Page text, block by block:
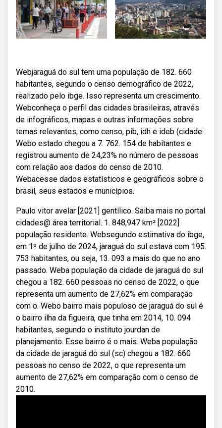
Webjaraguá do sul tem uma população de 182. 660
habitantes, segundo o censo demográfico de 2022,
realizado pelo ibge. Isso representa um crescimento.
Webconheça o perfil das cidades brasileiras, através
de infográficos, mapas e outras informações sobre
temas relevantes, como censo, pib, idh e ideb (cidade:
Webo estado chegou a 7. 762. 154 de habitantes e
registrou aumento de 24,23% no número de pessoas
com relação aos dados do censo de 2010.
Webacesse dados estatísticos e geográficos sobre o
brasil, seus estados e municípios.
Paulo vitor avelar [2021] gentílico. Saiba mais no portal
cidades@ área territorial. 1. 848,947 km² [2022]
população residente. Websegundo estimativa do ibge,
em 1º de julho de 2024, jaraguá do sul estava com 195.
753 habitantes, ou seja, 13. 093 a mais do que no ano
passado. Weba população da cidade de jaraguá do sul
chegou a 182. 660 pessoas no censo de 2022, o que
representa um aumento de 27,62% em comparação
com o. Webo bairro mais populoso de jaraguá do sul é
o bairro ilha da figueira, que tinha em 2014, 10. 094
habitantes, segundo o instituto jourdan de
planejamento. Esse bairro é o mais. Weba população
da cidade de jaraguá do sul (sc) chegou a 182. 660
pessoas no censo de 2022, o que representa um
aumento de 27,62% em comparação com o censo de
2010.